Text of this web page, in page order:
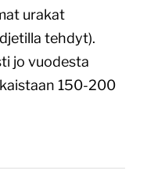
urakat
tehdyt).
jo vuodesta
150-200